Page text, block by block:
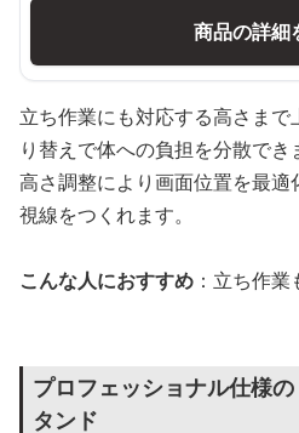
商品の詳細
立ち作業にも対応する高さま
り替えで体への負担を分散でき
高さ調整により画面位置を最
視線をつくれます。
こんな人におすすめ ：立ち作業
プロフェッショナル仕様
タンド